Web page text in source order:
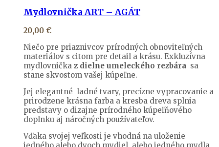
Mydlovnička ART – AGÁT
20,00 €
Niečo pre priaznivcov prírodných obnoviteľných
materiálov s citom pre detail a krásu. Exkluzívna
mydlovnička z dielne umeleckého rezbára sa
stane skvostom vašej kúpeľne.
Jej elegantné ladné tvary, precízne vypracovanie a
prirodzene krásna farba a kresba dreva splnia
predstavy o dizajne prírodného kúpeľňového
doplnku aj náročných používateľov.
Vďaka svojej veľkosti je vhodná na uloženie